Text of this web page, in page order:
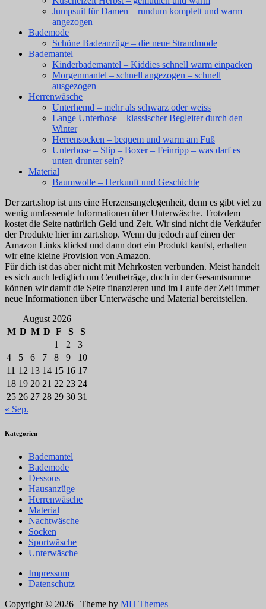
Jumpsuit für Damen – rundum komplett und warm
angezogen
Bademode
Schöne Badeanzüge – die neue Strandmode
Bademantel
Kinderbademantel – Kiddies schnell warm einpacken
Morgenmantel – schnell angezogen – schnell
ausgezogen
Herrenwäsche
Unterhemd – mehr als schwarz oder weiss
Lange Unterhose – klassischer Begleiter durch den
Winter
Herrensocken – bequem und warm am Fuß
Unterhose – Slip – Boxer – Feinripp – was darf es
unten drunter sein?
Material
Baumwolle – Herkunft und Geschichte
Der zart.shop ist uns eine Herzensangelegenheit, denn es gibt viel zu
wenig umfassende Informationen über Unterwäsche. Trotzdem
kostet die Seite natürlich Geld und Zeit. Wir sind nicht die Verkäufer
der Produkte hier im zart.shop. Wenn du jedoch auf einen der
Amazon Links klickst und dann dort ein Produkt kaufst, erhalten
wir eine kleine Provision von Amazon.
Für dich ist das aber nicht mit Mehrkosten verbunden. Meist handelt
es sich auch lediglich um Centbeträge, doch in der Gesamtsumme
können wir damit die Seite finanzieren und im Laufe der Zeit immer
neue Informationen über Unterwäsche und Material bereitstellen.
August 2026
M D M D F S
S
1
2
3
4
5 6 7 8 9
10
11 12 13 14 15 16 17
18 19 20 21 22 23 24
25 26 27 28 29 30 31
« Sep.
Kategorien
Bademantel
Bademode
Dessous
Hausanzüge
Herrenwäsche
Material
Nachtwäsche
Socken
Sportwäsche
Unterwäsche
Impressum
Datenschutz
Copyright © 2026 | Theme by MH Themes